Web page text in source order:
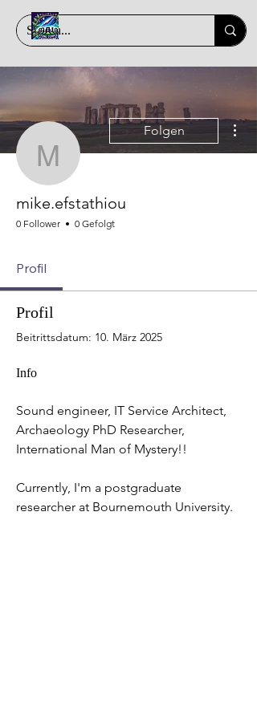
mike.efstathiou
Folgen
mike.efstathiou
0 Follower 0 Gefolgt
Profil
Profil
Beitrittsdatum: 10. März 2025
Info
Sound engineer, IT Service Architect,
Archaeology PhD Researcher,
International Man of Mystery!!
Currently, I'm a postgraduate
researcher at Bournemouth University.